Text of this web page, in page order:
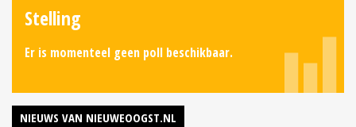
Stelling
Er is momenteel geen poll beschikbaar.
NIEUWS VAN NIEUWEOOGST.NL